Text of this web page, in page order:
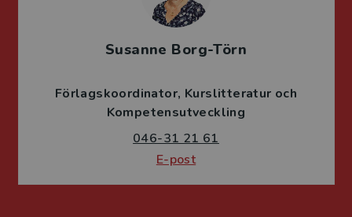
Susanne Borg-Törn
Förlagskoordinator Kurslitteratur och
Kompetensutveckling
046-31 21 61
E-post